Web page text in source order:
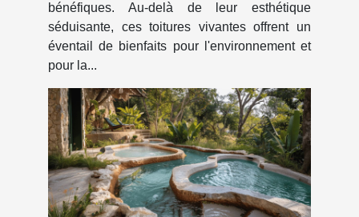
bénéfiques. Au-delà de leur esthétique
séduisante, ces toitures vivantes offrent un
éventail de bienfaits pour l'environnement et
pour la...